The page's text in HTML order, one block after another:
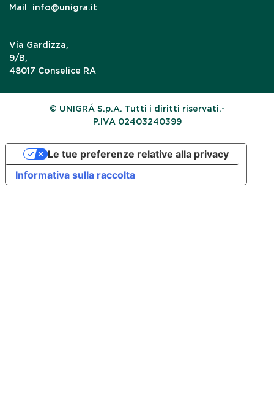
Mail
info@unigra.it
Via Gardizza,
9/B,
48017 Conselice RA
© UNIGRÁ S.p.A. Tutti i diritti riservati.-
P.IVA 02403240399
Informativa sulla raccolta
Le tue preferenze relative alla privacy